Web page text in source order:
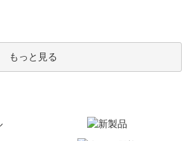
もっと見る